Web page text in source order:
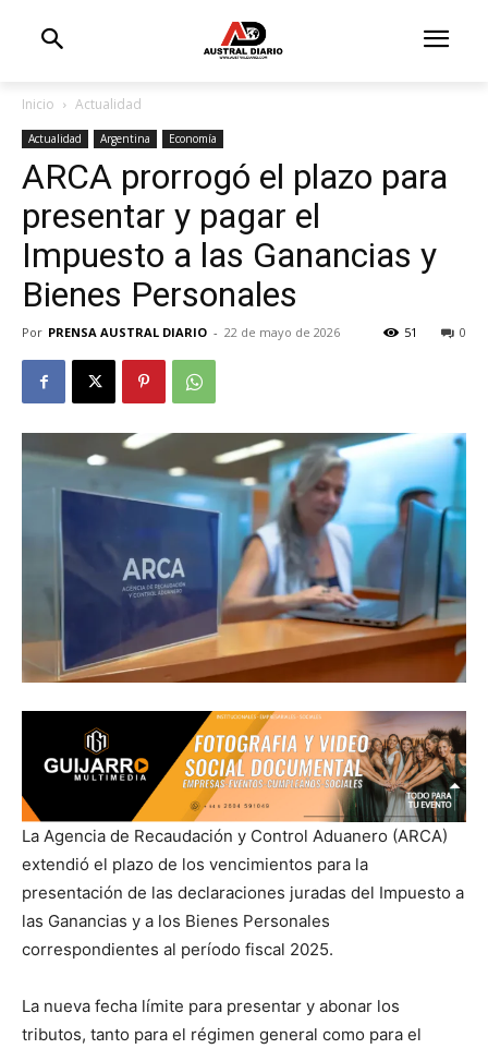
Inicio Actualidad
Actualidad Argentina Economía
ARCA prorrogó el plazo para
presentar y pagar el
Impuesto a las Ganancias y
Bienes Personales
Por PRENSA AUSTRAL DIARIO - 22 de mayo de 2026 0
51
La Agencia de Recaudación y Control Aduanero (ARCA)
extendió el plazo de los vencimientos para la
presentación de las declaraciones juradas del Impuesto a
las Ganancias y a los Bienes Personales
correspondientes al período fiscal 2025.
La nueva fecha límite para presentar y abonar los
tributos, tanto para el régimen general como para el